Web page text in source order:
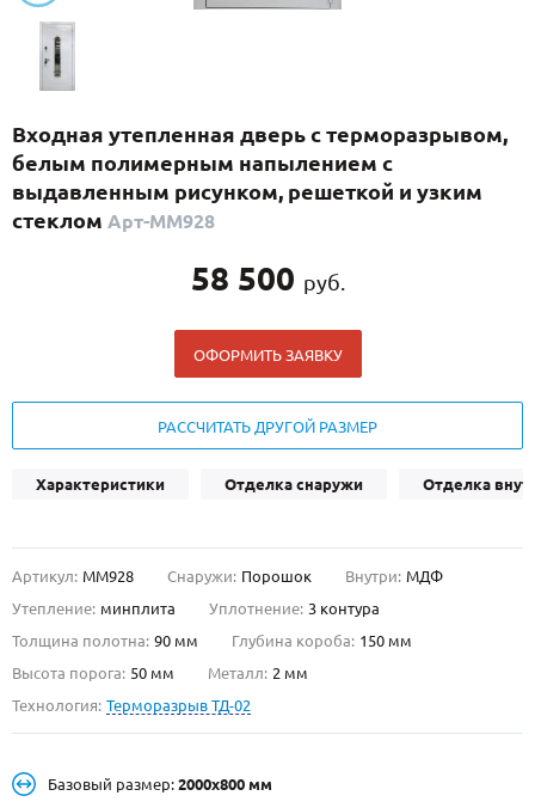
С реечным дизайном (29)
ПО НАЗНАЧЕНИЮ
ПО КОНСТРУКЦИИ
Популярные двери
ДОСТАВКА
О НАС
Металлические двери от производителя с доставкой и установкой в
НАЙТИ:
Входная утепленная дверь с терморазрывом,
белым полимерным напылением с
выдавленным рисунком, решеткой и узким
стеклом Арт-ММ928
58 500 руб.
ОФОРМИТЬ ЗАЯВКУ
РАССЧИТАТЬ ДРУГОЙ РАЗМЕР
Характеристики Отделка снаружи Отделка
Артикул: ММ928 Снаружи: Порошок Внутри: МДФ
Утепление: минплита Уплотнение: 3 контура
Толщина полотна: 90 мм Глубина короба: 150 мм
Высота порога: 50 мм Металл: 2 мм
Технология: Терморазрыв ТД-02
Базовый размер: 2000х800 мм